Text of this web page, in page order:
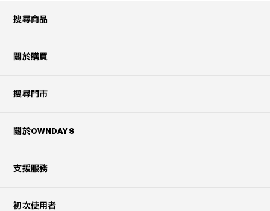
搜尋商品
關於購買
搜尋門市
關於OWNDAYS
支援服務
初次使用者